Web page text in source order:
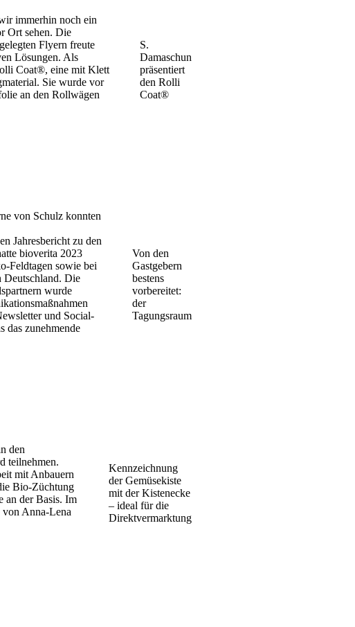
immerhin noch ein
Ort sehen. Die
Flyern freute
Lösungen. Als
Coat®, eine mit Klett
Sie wurde vor
an den Rollwägen
S.
Damaschun
präsentiert
den Rolli
Coat®
von Schulz konnten
Jahresbericht zu den
bioverita 2023
Feldtagen sowie bei
Deutschland. Die
wurde
und Social-
das zunehmende
Von den
Gastgebern
bestens
vorbereitet:
der
Tagungsraum
den
teilnehmen.
mit Anbauern
Bio-Züchtung
an der Basis. Im
Anna-Lena
Kennzeichnung
der Gemüsekiste
mit der Kistenecke
– ideal für die
Direktvermarktung